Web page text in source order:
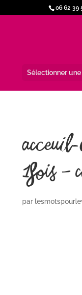
06 62 39
Sélectionner
1fois –
par